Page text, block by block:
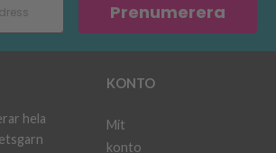
Prenumerera
hela
KONTO
Mit
konto